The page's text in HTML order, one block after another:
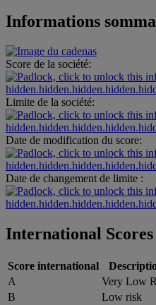
Informations
Score de la société:
Limite de la société:
Date de modification du score:
Date de changement de limite :
International Scores
Score international
A
Very Low
B
Low risk